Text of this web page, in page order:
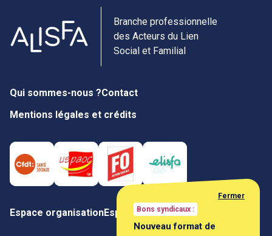
Branche professionnelle
des Acteurs du Lien
Social et Familial
Qui sommes-nous ?Contact
Mentions légales et crédits
Espace organisationEspace négociateur
Fermer
Bons syndicaux :
Nouveau format de